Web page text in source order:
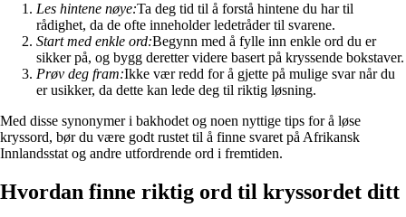
Les hintene nøye:Ta deg tid til å forstå hintene du har til
rådighet, da de ofte inneholder ledetråder til svarene.
Start med enkle ord:Begynn med å fylle inn enkle ord du er
sikker på, og bygg deretter videre basert på kryssende bokstaver.
Prøv deg fram:Ikke vær redd for å gjette på mulige svar når du
er usikker, da dette kan lede deg til riktig løsning.
Med disse synonymer i bakhodet og noen nyttige tips for å løse
kryssord, bør du være godt rustet til å finne svaret på Afrikansk
Innlandsstat og andre utfordrende ord i fremtiden.
Hvordan finne riktig ord til kryssordet ditt